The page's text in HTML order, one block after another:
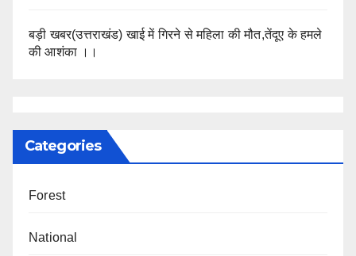
बड़ी खबर(उत्तराखंड) खाई में गिरने से महिला की मौत,तेंदूए के हमले
की आशंका ।।
Categories
Forest
National